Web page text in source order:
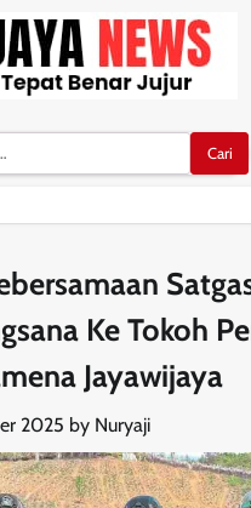
Ke Tokoh
Jayawijaya
2025 by Nuryaji